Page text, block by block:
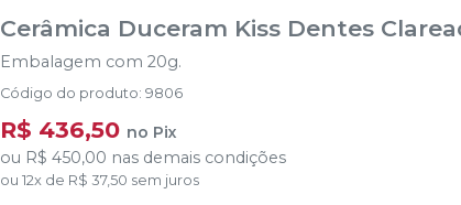
Cerâmica Duceram Kiss Dentes
Embalagem com 20g.
Código do produto:9806
R$ 436,50 no Pix
ou R$ 450,00 nas demais condições
ou 12x de R$ 37,50 sem juros